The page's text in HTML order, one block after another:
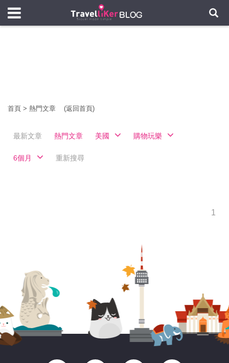
首頁 > 熱門文章 (返回首頁)
最新文章 熱門文章 美國 購物玩樂
6個月 重新搜尋
1